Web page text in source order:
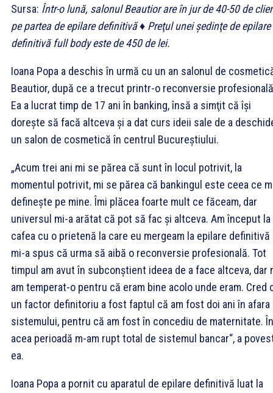
Sursa: Într-o lună, salonul Beautior are în jur de 40-50 de
pe partea de epilare definitivă ♦ Preţul unei şedinţe de epilare
definitivă full body este de 450 de lei.
Ioana Popa a deschis în urmă cu un an salonul de
Beautior, după ce a trecut printr-o reconversie
Ea a lucrat timp de 17 ani în banking, însă a simţit că îşi
doreşte să facă altceva şi a dat curs ideii sale de a
un salon de cosmetică în centrul Bucureştiului.
„Acum trei ani mi se părea că sunt în locul potrivit, la
momentul potrivit, mi se părea că bankingul este ceea ce
defineşte pe mine. Îmi plăcea foarte mult ce făceam, dar
universul mi-a arătat că pot să fac şi altceva. Am început la
cafea cu o prietenă la care eu mergeam la epilare definitivă
mi-a spus că urma să aibă o reconversie profesională. Tot
timpul am avut în subconştient ideea de a face altceva, dar
am temperat-o pentru că eram bine acolo unde eram. Cred
un factor definitoriu a fost faptul că am fost doi ani în afara
sistemului, pentru că am fost în concediu de maternitate. În
acea perioadă m-am rupt total de sistemul bancar“, a
ea.
Ioana Popa a pornit cu aparatul de epilare definitivă luat la